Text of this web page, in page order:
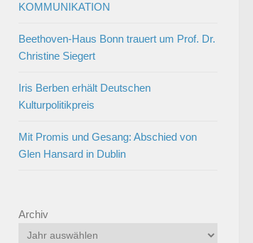
KOMMUNIKATION
Beethoven-Haus Bonn trauert um Prof. Dr.
Christine Siegert
Iris Berben erhält Deutschen
Kulturpolitikpreis
Mit Promis und Gesang: Abschied von
Glen Hansard in Dublin
Archiv